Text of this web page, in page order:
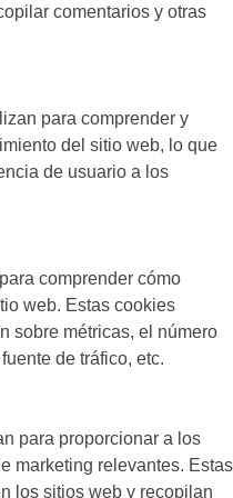
comentarios y otras
para comprender y
del sitio web, lo que
de usuario a los
comprender cómo
web. Estas cookies
sobre métricas, el número
de tráfico, etc.
para proporcionar a los
marketing relevantes. Estas
los sitios web y recopilan